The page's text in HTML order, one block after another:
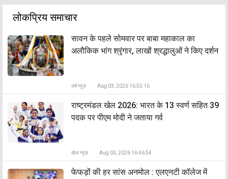
लोकप्रिय समाचार
सावन के पहले सोमवार पर बाबा महाकाल का
अलौकिक भांग श्रृंगार, लाखों श्रद्धालुओं ने किए दर्शन
धर्म न्यूज़ Aug 03, 2026 16:55:16
राष्ट्रमंडल खेल 2026: भारत के 13 स्वर्ण सहित 39
पदक पर पीएम मोदी ने जताया गर्व
खेल न्यूज़ Aug 03, 2026 16:46:54
फेफड़ों की हर सांस अनमोल : एलएनटी कॉलेज में